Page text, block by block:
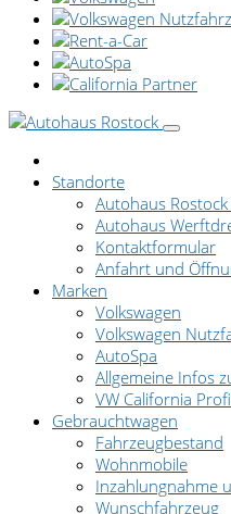
Standorte
Autohaus
Autohaus
Kontaktformular
Anfahrt und
Marken
Volkswagen
Volkswagen
AutoSpa
Allgemeine Infos
VW California
Gebrauchtwagen
Fahrzeugbestand
Wohnmobile
Inzahlungnahme
Wunschfahrzeug